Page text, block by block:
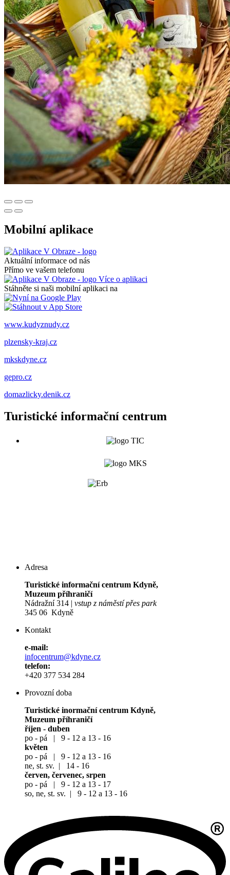
Mobilní aplikace
Aktuální informace od nás
Přímo ve vašem telefonu
Více o aplikaci
Stáhněte si naši mobilní aplikaci na
www.kudyznudy.cz
plzensky-kraj.cz
mkskdyne.cz
gepro.cz
domazlicky.denik.cz
Turistické informační centrum
Adresa
Turistické informační centrum Kdyně,
Muzeum příhraničí
Nádražní 314 | vstup z náměstí přes park
345 06 Kdyně
Kontakt
e-mail:
infocentrum@kdyne.cz
telefon:
+420 377 534 284
Provozní doba
Turistické inormační centrum Kdyně,
Muzeum příhraničí
říjen - duben
po - pá | 9 - 12 a 13 - 16
květen
po - pá | 9 - 12 a 13 - 16
ne, st. sv. | 14 - 16
červen, červenec, srpen
po - pá | 9 - 12 a 13 - 17
so, ne, st. sv. | 9 - 12 a 13 - 16